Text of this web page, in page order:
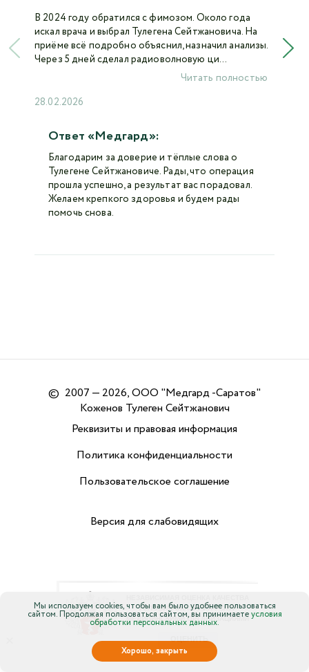
В 2024 году обратился с фимозом. Около года
искал врача и выбрал Тулегена Сейтжановича. На
приёме всё подробно объяснил, назначил анализы.
Через 5 дней сделал радиоволновую ци...
28.02.2026
Читать полностью
Ответ «Медгард»:
Благодарим за доверие и тёплые слова о
Тулегене Сейтжановиче. Рады, что операция
прошла успешно, а результат вас порадовал.
Желаем крепкого здоровья и будем рады
помочь снова.
© 2007 — 2026, ООО "Медгард -Саратов"
Коженов Тулеген Сейтжанович
Реквизиты и правовая информация
Политика конфиденциальности
Пользовательское соглашение
Версия для слабовидящих
Мы используем cookies, чтобы вам было удобнее пользоваться
сайтом. Продолжая пользоваться сайтом, вы принимаетеусловия
обработки персональных данных.
Хорошо, закрыть